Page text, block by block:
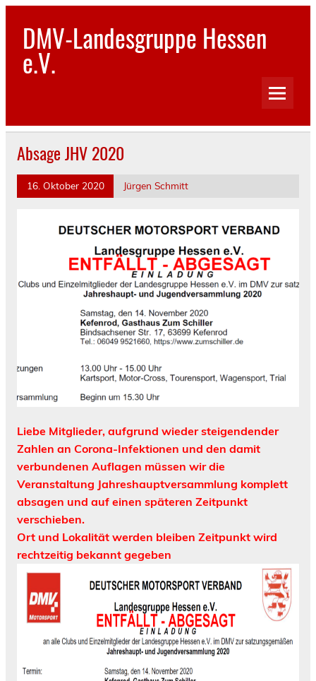
Skip
contentDMV-Landesgruppe Hessen
e.V.
Absage JHV 2020
16. Oktober 2020 Jürgen Schmitt
Liebe Mitglieder, aufgrund wieder steigendender
Zahlen an Corona-Infektionen und den damit
verbundenen Auflagen müssen wir die
Veranstaltung Jahreshauptversammlung komplett
absagen und auf einen späteren Zeitpunkt
verschieben.
Ort und Lokalität werden bleiben Zeitpunkt wird
rechtzeitig bekannt gegeben